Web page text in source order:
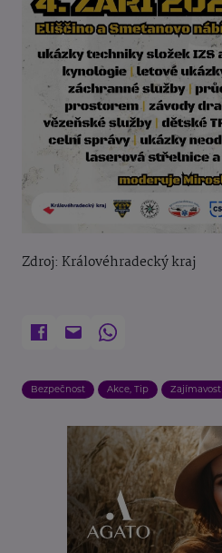
Zdroj: Královéhradecký kraj
Bezpečnost Akce, Tip Zajímavost